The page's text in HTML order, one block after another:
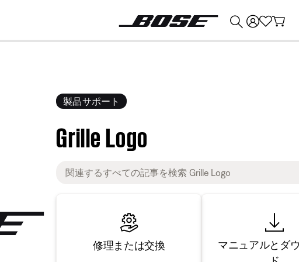
製品サポート
Grille Logo
修理または交換
マニュアルとダ